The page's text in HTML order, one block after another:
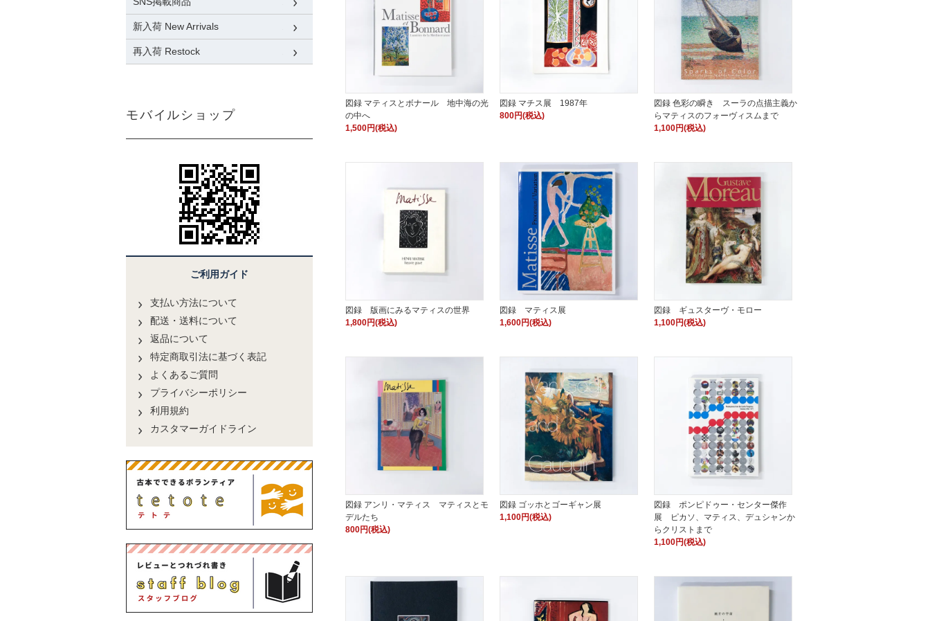
図録 マティスとボナール 地中海の光
の中へ
1,500円(税込)
図録 マチス展 1987年
800円(税込)
図録 色彩の瞬き スーラの点描主義か
らマティスのフォーヴィスムまで
1,100円(税込)
図録 版画にみるマティスの世界
1,800円(税込)
図録 マティス展
1,600円(税込)
図録 ギュスターヴ・モロー
1,100円(税込)
図録 アンリ・マティス マティスとモ
デルたち
800円(税込)
図録 ゴッホとゴーギャン展
1,100円(税込)
図録 ポンピドゥー・センター傑作
展 ピカソ、マティス、デュシャンか
らクリストまで
1,100円(税込)
新入荷 New Arrivals
再入荷 Restock
モバイルショップ
ご利用ガイド
支払い方法について
配送・送料について
返品について
特定商取引法に基づく表記
よくあるご質問
プライバシーポリシー
利用規約
カスタマーガイドライン